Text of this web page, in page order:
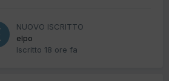
NUOVO ISCRITTO
elpo
Iscritto 18 ore fa